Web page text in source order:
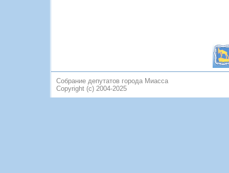
Собрание депутатов города Миасса
Copyright (c) 2004-2025